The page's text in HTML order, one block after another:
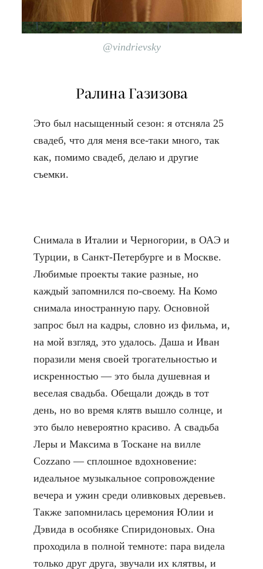
@vindrievsky
Ралина Газизова
Это был насыщенный сезон: я отсняла 25
свадеб, что для меня все-таки много, так
как, помимо свадеб, делаю и другие
съемки.
Снимала в Италии и Черногории, в ОАЭ и
Турции, в Санкт-Петербурге и в Москве.
Любимые проекты такие разные, но
каждый запомнился по-своему. На Комо
снимала иностранную пару. Основной
запрос был на кадры, словно из фильма, и,
на мой взгляд, это удалось. Даша и Иван
поразили меня своей трогательностью и
искренностью — это была душевная и
веселая свадьба. Обещали дождь в тот
день, но во время клятв вышло солнце, и
это было невероятно красиво. А свадьба
Леры и Максима в Тоскане на вилле
Cozzano — сплошное вдохновение:
идеальное музыкальное сопровождение
вечера и ужин среди оливковых деревьев.
Также запомнилась церемония Юлии и
Дэвида в особняке Спиридоновых. Она
проходила в полной темноте: пара видела
только друг друга, звучали их клятвы, и